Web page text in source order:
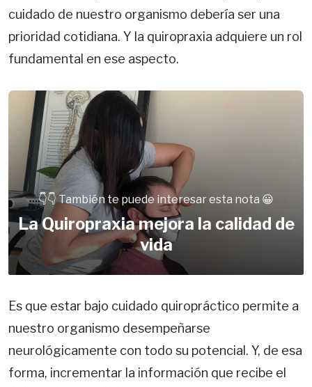
cuidado de nuestro organismo debería ser una
prioridad cotidiana. Y la quiropraxia adquiere un rol
fundamental en ese aspecto.
👇👇 También te puede interesar esta nota 😀
La Quiropraxia mejora la calidad de
vida
Es que estar bajo cuidado quiropráctico permite a
nuestro organismo desempeñarse
neurológicamente con todo su potencial. Y, de esa
forma, incrementar la información que recibe el